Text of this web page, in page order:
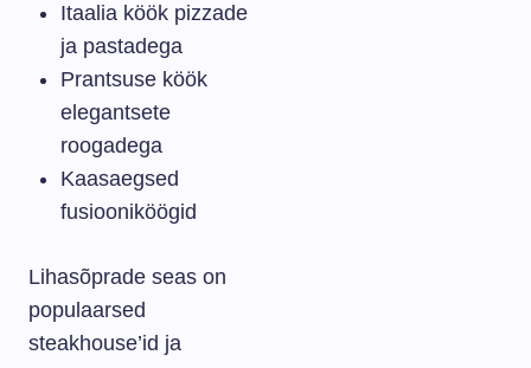
Itaalia köök pizzade
ja pastadega
Prantsuse köök
elegantsete
roogadega
Kaasaegsed
fusiooniköögid
Lihasõprade seas on
populaarsed
steakhouse’id ja